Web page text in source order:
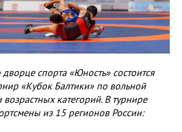
спорта «Юность» состоится
«Кубок Балтики» по вольной
категорий. В турнире
из 15 регионов России: